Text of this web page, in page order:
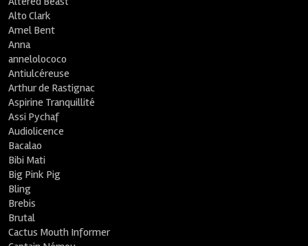
Alto Clark
Amel Bent
Anna
annelolococo
Antiulcéreuse
Arthur de Rastignac
Aspirine Tranquillité
Assi Pychaf
Audiolicence
Bacalao
Bibi Mati
Big Pink Pig
Bling
Brebis
Brutal
Cactus Mouth Informer